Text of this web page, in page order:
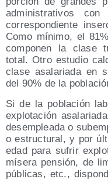
administrativos
correspondiente
Como mínimo, el
componen la clase
total. Otro estudio
clase asalariada en
del 90% de la
Si de la población
explotación
desempleada o
o estructural, y por
edad para sufrir
mísera pensión, de
públicas, etc.,